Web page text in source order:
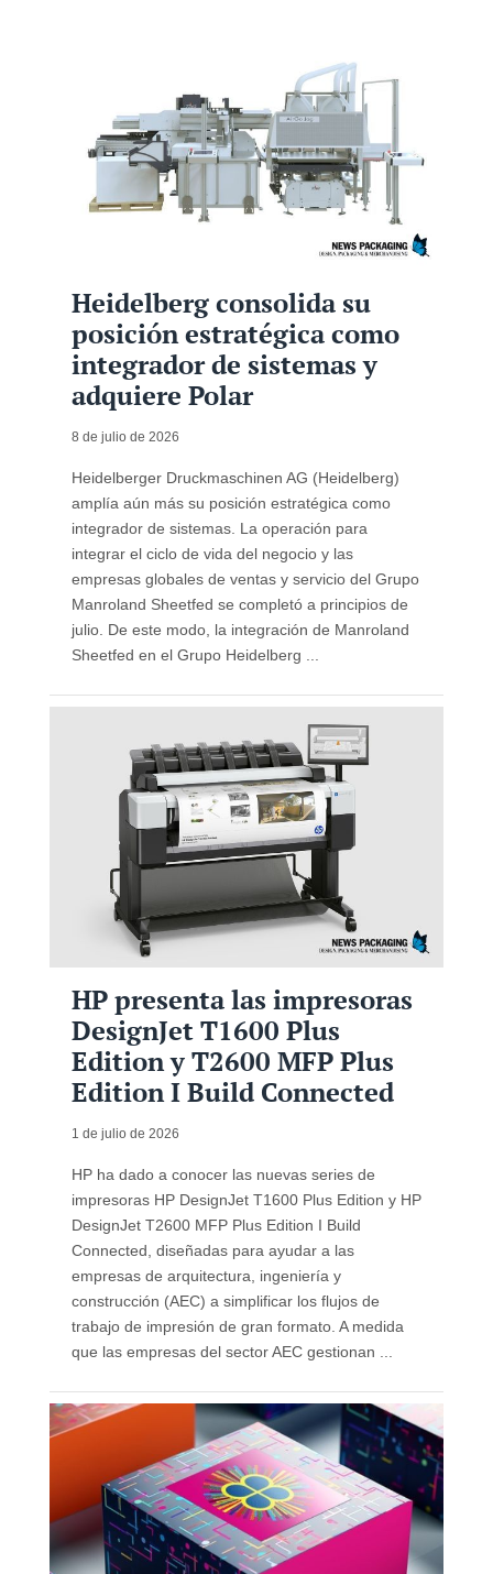
Heidelberg consolida su
posición estratégica como
integrador de sistemas y
adquiere Polar
8 de julio de 2026
Heidelberger Druckmaschinen AG (Heidelberg)
amplía aún más su posición estratégica como
integrador de sistemas. La operación para
integrar el ciclo de vida del negocio y las
empresas globales de ventas y servicio del Grupo
Manroland Sheetfed se completó a principios de
julio. De este modo, la integración de Manroland
Sheetfed en el Grupo Heidelberg ...
HP presenta las impresoras
DesignJet T1600 Plus
Edition y T2600 MFP Plus
Edition I Build Connected
1 de julio de 2026
HP ha dado a conocer las nuevas series de
impresoras HP DesignJet T1600 Plus Edition y HP
DesignJet T2600 MFP Plus Edition I Build
Connected, diseñadas para ayudar a las
empresas de arquitectura, ingeniería y
construcción (AEC) a simplificar los flujos de
trabajo de impresión de gran formato. A medida
que las empresas del sector AEC gestionan ...